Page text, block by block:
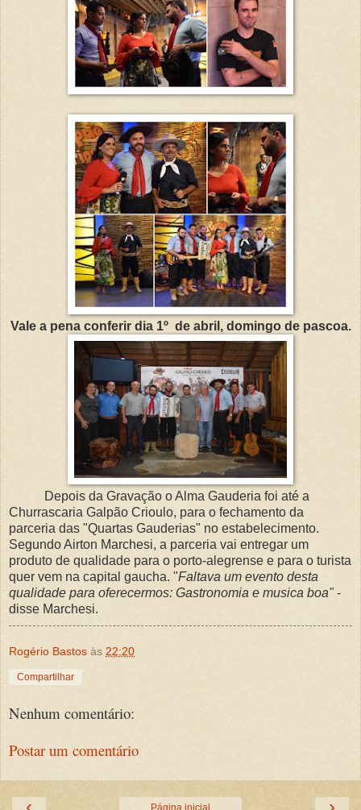
Vale a pena conferir dia 1º de abril, domingo de pascoa.
Depois da Gravação o Alma Gauderia foi até a
Churrascaria Galpão Crioulo, para o fechamento da
parceria das "Quartas Gauderias" no estabelecimento.
Segundo Airton Marchesi, a parceria vai entregar um
produto de qualidade para o porto-alegrense e para o turista
quer vem na capital gaucha. "Faltava um evento desta
qualidade para oferecermos: Gastronomia e musica boa"-
disse Marchesi.
Rogério Bastos às 22:20
Compartilhar
Nenhum comentário:
Postar um comentário
Página inicial